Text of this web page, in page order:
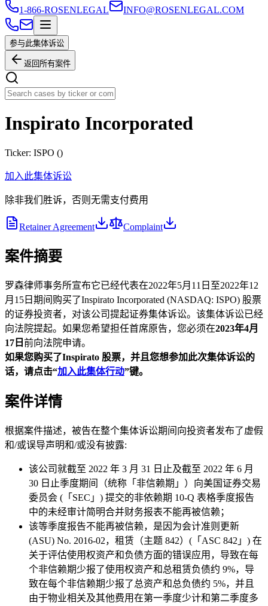
1-866-ROSENLEGAL INFO@ROSENLEGAL.COM
参与此集体诉讼
返回所有案件
Inspirato Incorporated
Ticker: ISPO ()
加入此集体诉讼
除非我们胜诉，否则无需支付费用
Retainer Agreement Complaint
案件摘要
罗森律师事务所宣布它已经代表在2022年5月11日至2022年12
月15日期间购买了Inspirato Incorporated (NASDAQ: ISPO) 股票
的证券投资者，对该公司提起证券集体诉讼。该集体诉讼已经
向法院提起。如果您希望担任首席原告，您必须在2023年4月
17日 前向法院申请。
如果您购买了Inspirato 股票，并且您想参加此次集体诉讼的
话，请点击“加入此集体行动”键。
案件详情
根据案件描述，被告在整个集体诉讼期间向投资者发布了虚假
和/或误导声明和/或没有披露:
该公司就截至 2022 年 3 月 31 日止及截至 2022 年 6 月
30 日止季度期间（统称「非信赖期」）向美国证券交易
委员会 (「SEC」) 提交的非依赖期 10-Q 表格季度报告
中的未经审计简明合并财务报表不能再被信赖；
该等季度报告不能再被信赖，是因为会计准则更新
(ASU) No. 2016-02，租赁（主题 842）(「ASC 842」) 在
关于评估使用权资产和负债方面的错误应用，导致在每
个非信赖期少报了使用权资产和总租赁负债约 9%，导
致在每个非信赖期少报了总资产和总负债约 5%，并且
由于物业相关及其他费用在第一季度少计和第二季度多